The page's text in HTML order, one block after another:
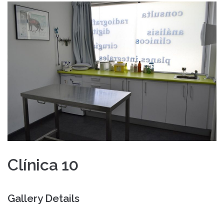
Clínica 10
Gallery Details